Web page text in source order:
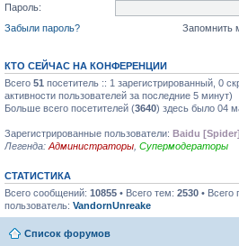
Пароль:
Забыли пароль?
Запомнить
КТО СЕЙЧАС НА КОНФЕРЕНЦИИ
Всего 51 посетитель :: 1 зарегистрированный, 0
активности пользователей за последние 5 минут)
Больше всего посетителей (3640) здесь было 04
Зарегистрированные пользователи: Baidu [Spider]
Легенда: Администраторы Супермодераторы
СТАТИСТИКА
Всего сообщений: 10855 • Всего тем: 2530 • Всего
пользователь: VandornUnreake
Список форумов